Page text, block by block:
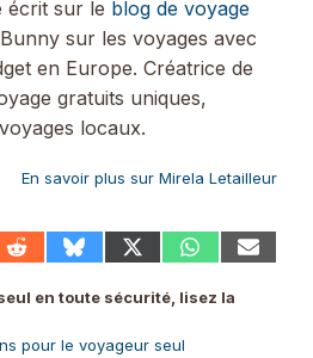
écrit sur le blog de voyage
sur les voyages avec
en Europe. Créatrice de
gratuits uniques,
locaux.
En savoir plus sur Mirela Letailleur
Share
Reddit
Share
Bluesky
Share
X
(Twitter)
Share
WhatsApp
Share
en toute sécurité, lisez la
pour le voyageur seul